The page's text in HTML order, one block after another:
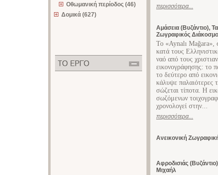
Οθωμανική περίοδος (46)
Δομικά (627)
περισσότερα...
Αμάσεια (Βυζάντιο),
Ζωγραφικός
Το «Aynalı Mağara»,
κατά τους
ναό από τους
εικονογράφησης: το
το δεύτερο από
κάλυψε παλαιότερες
σώζεται τίποτα. Η
σωζόμενων
χρονολογεί στην...
περισσότερα...
Ανεικονική
Αφροδισιάς
Μιχαήλ